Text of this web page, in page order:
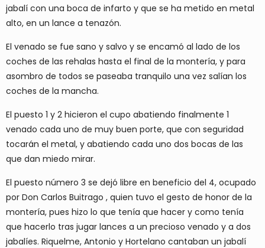
jabalí con una boca de infarto y que se ha metido en metal
alto, en un lance a tenazón.
El venado se fue sano y salvo y se encamó al lado de los
coches de las rehalas hasta el final de la montería, y para
asombro de todos se paseaba tranquilo una vez salían los
coches de la mancha.
El puesto 1 y 2 hicieron el cupo abatiendo finalmente 1
venado cada uno de muy buen porte, que con seguridad
tocarán el metal, y abatiendo cada uno dos bocas de las
que dan miedo mirar.
El puesto número 3 se dejó libre en beneficio del 4, ocupado
por Don Carlos Buitrago , quien tuvo el gesto de honor de la
montería, pues hizo lo que tenía que hacer y como tenía
que hacerlo tras jugar lances a un precioso venado y a dos
jabalíes. Riquelme, Antonio y Hortelano cantaban un jabalí